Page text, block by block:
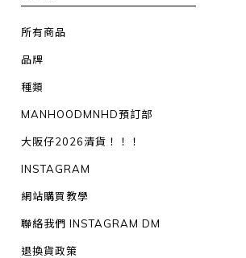
所有商品
品牌
種類
MANHOODMNHD預訂部
大阪仔2026清貨！！！
INSTAGRAM
網站購買教學
聯絡我們 INSTAGRAM DM
退換貨政策